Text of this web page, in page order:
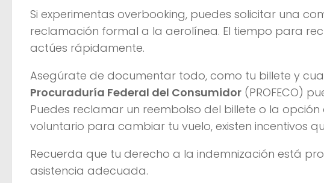
Si experimentas overbooking, puedes solicitar una
reclamación formal a la aerolínea. El tiempo para
actúes rápidamente.
Asegúrate de documentar todo, como tu billete y
Procuraduría Federal del Consumidor (PROFECO)
Puedes reclamar un reembolso del billete o la
voluntario para cambiar tu vuelo, existen incentivos
Recuerda que tu derecho a la indemnización está
asistencia adecuada.